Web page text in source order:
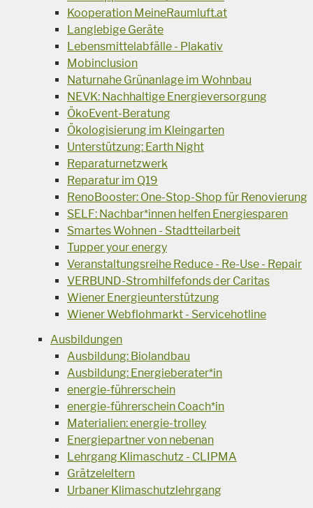
Kooperation MeineRaumluft.at
Langlebige Geräte
Lebensmittelabfälle - Plakativ
Mobinclusion
Naturnahe Grünanlage im Wohnbau
NEVK: Nachhaltige Energieversorgung
ÖkoEvent-Beratung
Ökologisierung im Kleingarten
Unterstützung: Earth Night
Reparaturnetzwerk
Reparatur im Q19
RenoBooster: One-Stop-Shop für Renovierung
SELF: Nachbar*innen helfen Energiesparen
Smartes Wohnen - Stadtteilarbeit
Tupper your energy
Veranstaltungsreihe Reduce - Re-Use - Repair
VERBUND-Stromhilfefonds der Caritas
Wiener Energieunterstützung
Wiener Webflohmarkt - Servicehotline
Ausbildungen
Ausbildung: Biolandbau
Ausbildung: Energieberater*in
energie-führerschein
energie-führerschein Coach*in
Materialien: energie-trolley
Energiepartner von nebenan
Lehrgang Klimaschutz - CLIPMA
Grätzeleltern
Urbaner Klimaschutzlehrgang